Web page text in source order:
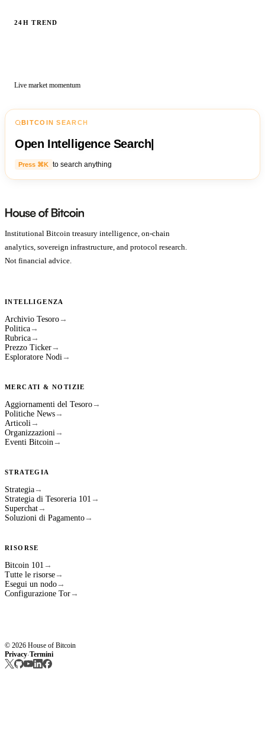
24H TREND
Live market momentum
BITCOIN SEARCH
Open Intelligence Search|
Press ⌘K to search anything
Institutional Bitcoin treasury intelligence, on-chain
analytics, sovereign infrastructure, and protocol research.
Not financial advice.
INTELLIGENZA
Archivio Tesoro →
Politica →
Rubrica →
Prezzo Ticker →
Esploratore Nodi →
MERCATI & NOTIZIE
Aggiornamenti del Tesoro →
Politiche News →
Articoli →
Organizzazioni →
Eventi Bitcoin →
STRATEGIA
Strategia →
Strategia di Tesoreria 101 →
Superchat →
Soluzioni di Pagamento →
RISORSE
Bitcoin 101 →
Tutte le risorse →
Esegui un nodo →
Configurazione Tor →
© 2026 House of Bitcoin
Privacy·Termini